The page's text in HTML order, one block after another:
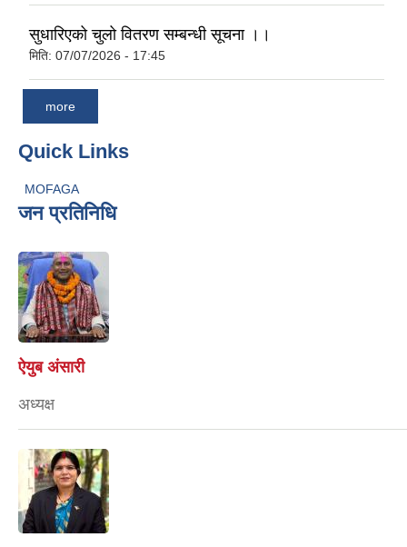
सुधारिएको चुलो वितरण सम्बन्धी सूचना ।।
मिति: 07/07/2026 - 17:45
more
Quick Links
MOFAGA
जन प्रतिनिधि
ऐयुब अंसारी
अध्यक्ष